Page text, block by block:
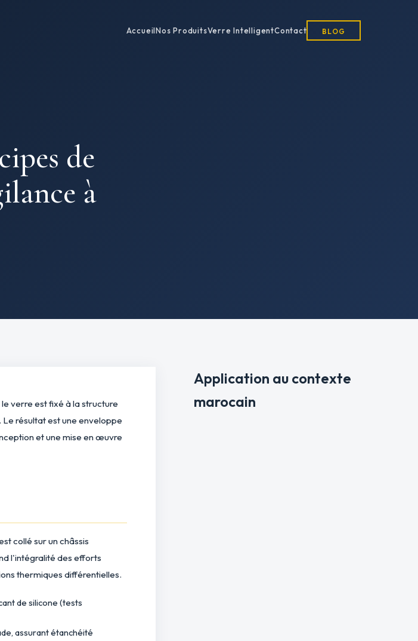
AccueilNos ProduitsVerre IntelligentContact BLOG
de
à
verre est fixé à la structure
résultat est une enveloppe
et une mise en œuvre
collé sur un châssis
l'intégralité des efforts
thermiques différentielles.
de silicone (tests
assurant étanchéité
Application au contexte
marocain